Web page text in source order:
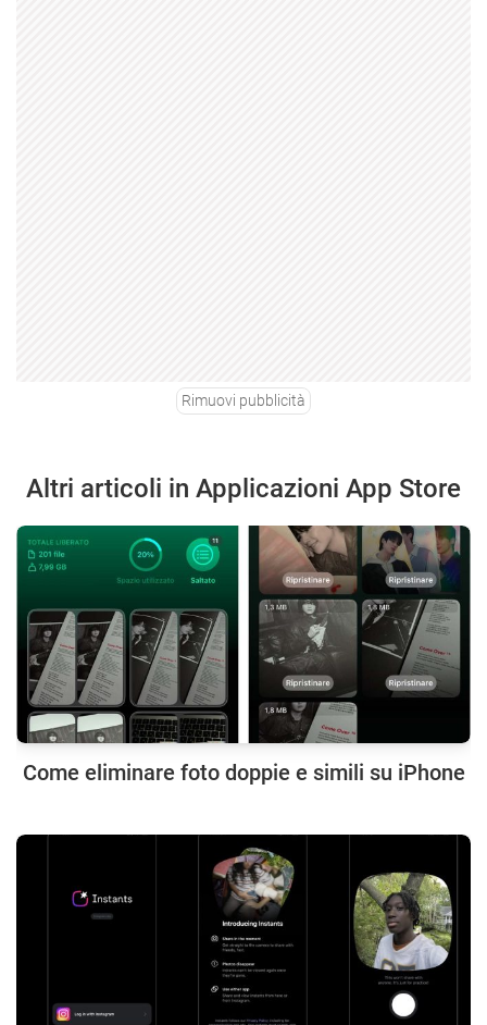
Rimuovi pubblicità
Altri articoli in Applicazioni App Store
Come eliminare foto doppie e simili su iPhone